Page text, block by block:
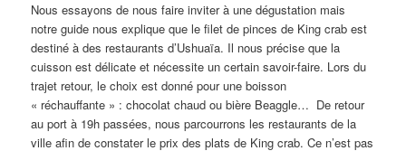
Nous essayons de nous faire inviter à une dégustation mais
notre guide nous explique que le filet de pinces de King crab est
destiné à des restaurants d’Ushuaïa. Il nous précise que la
cuisson est délicate et nécessite un certain savoir-faire. Lors du
trajet retour, le choix est donné pour une boisson
« réchauffante » : chocolat chaud ou bière Beaggle… De retour
au port à 19h passées, nous parcourrons les restaurants de la
ville afin de constater le prix des plats de King crab. Ce n’est pas